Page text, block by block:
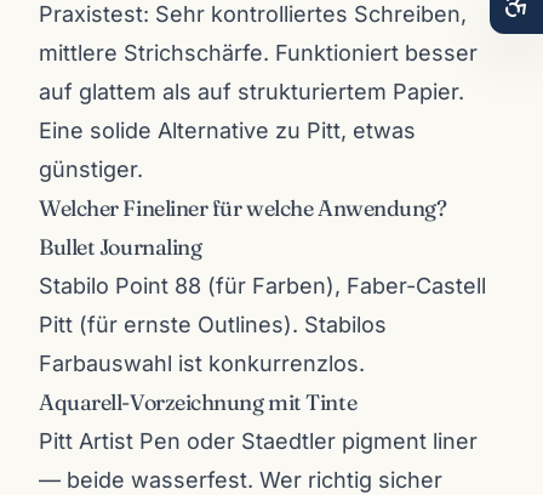
Praxistest: Sehr kontrolliertes Schreiben,
mittlere Strichschärfe. Funktioniert besser
auf glattem als auf strukturiertem Papier.
Eine solide Alternative zu Pitt, etwas
günstiger.
Welcher Fineliner für welche Anwendung?
Bullet Journaling
Stabilo Point 88 (für Farben), Faber-Castell
Pitt (für ernste Outlines). Stabilos
Farbauswahl ist konkurrenzlos.
Aquarell-Vorzeichnung mit Tinte
Pitt Artist Pen oder Staedtler pigment liner
— beide wasserfest. Wer richtig sicher